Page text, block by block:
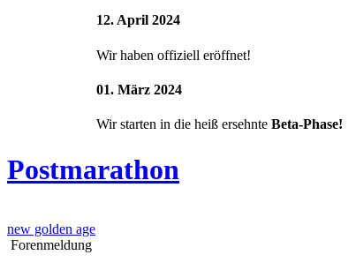
12. April 2024
Wir haben offiziell eröffnet!
01. März 2024
Wir starten in die heiß ersehnte Beta-Phase!
Postmarathon
new golden age
Forenmeldung